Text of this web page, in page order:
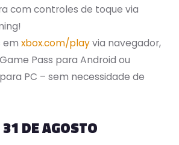
com controles de toque via
em xbox.com/playvia navegador,
Pass para Android ou
PC – sem necessidade de
DE AGOSTO